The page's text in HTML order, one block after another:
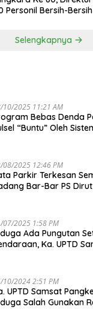
Personil Bersih-
Selengkapnya
10/2025 11:21 AM
Bebas Denda
“Buntu” Oleh
08/2025 12:46 PM
Parkir Terkesan
Bar-Bar PS
07/2025 1:58 PM
Ada Pungutan
Ka. UPTD
10/2024 2:51 PM
UPTD Samsat
Salah Gunakan